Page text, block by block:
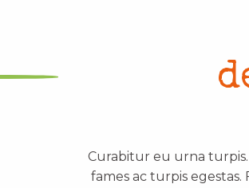
Curabitur eu urna
fames ac turpis